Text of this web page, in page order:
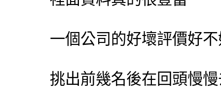
一個公司的好壞評價好
挑出前幾名後在回頭慢